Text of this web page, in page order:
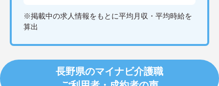
※掲載中の求人情報をもとに平均月収・平均時給を
算出
長野県のマイナビ介護職